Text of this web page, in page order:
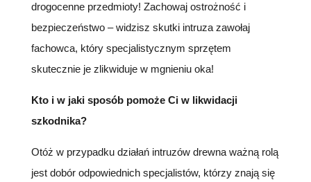
drogocenne przedmioty! Zachowaj ostrożność i
bezpieczeństwo – widzisz skutki intruza zawołaj
fachowca, który specjalistycznym sprzętem
skutecznie je zlikwiduje w mgnieniu oka!
Kto i w jaki sposób pomoże Ci w likwidacji
szkodnika?
Otóż w przypadku działań intruzów drewna ważną rolą
jest dobór odpowiednich specjalistów, którzy znają się